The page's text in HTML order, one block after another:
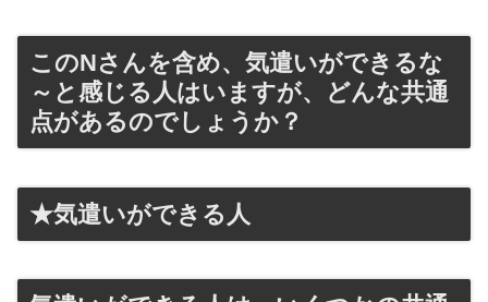
このNさんを含め、気遣いができるな
～と感じる人はいますが、どんな共通
点があるのでしょうか？
★気遣いができる人